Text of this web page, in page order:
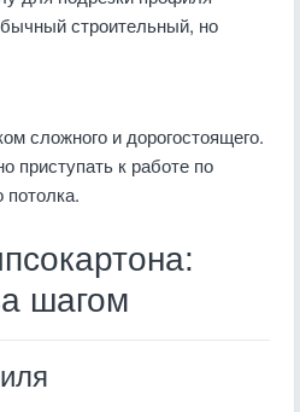
строительный, но
сложного и дорогостоящего.
приступать к работе по
потолка.
шагом